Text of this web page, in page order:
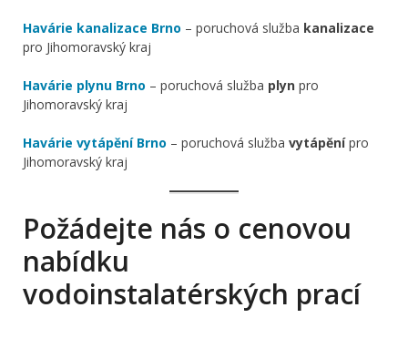
Havárie kanalizace Brno – poruchová služba kanalizace
pro Jihomoravský kraj
Havárie plynu Brno – poruchová služba plyn pro
Jihomoravský kraj
Havárie vytápění Brno – poruchová služba vytápěnípro
Jihomoravský kraj
Požádejte nás o cenovou
nabídku
vodoinstalatérských prací